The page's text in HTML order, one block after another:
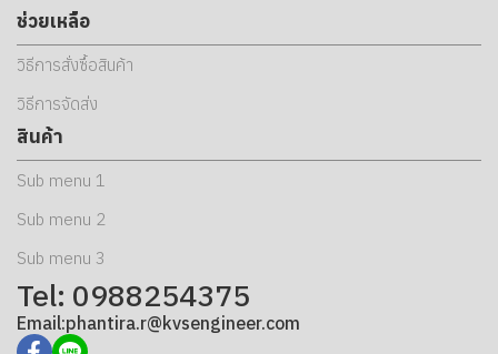
ช่วยเหลือ
วิธีการสั่งซื้อสินค้า
วิธีการจัดส่ง
สินค้า
Sub menu 1
Sub menu 2
Sub menu 3
Tel: 0988254375
Email:phantira.r@kvsengineer.com